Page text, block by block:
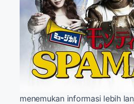
menemukan informasi lebih